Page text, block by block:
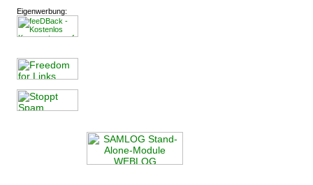
Eigenwerbung: